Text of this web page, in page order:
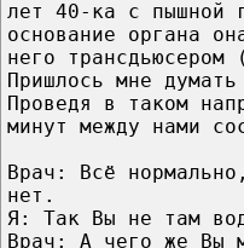
лет 40-ка с пышной
основание органа
него трансдьюсером
Пришлось мне
Проведя в таком
минут между нами
Врач: Всё
нет.
Я: Так Вы не там
Врач: А чего же Вы